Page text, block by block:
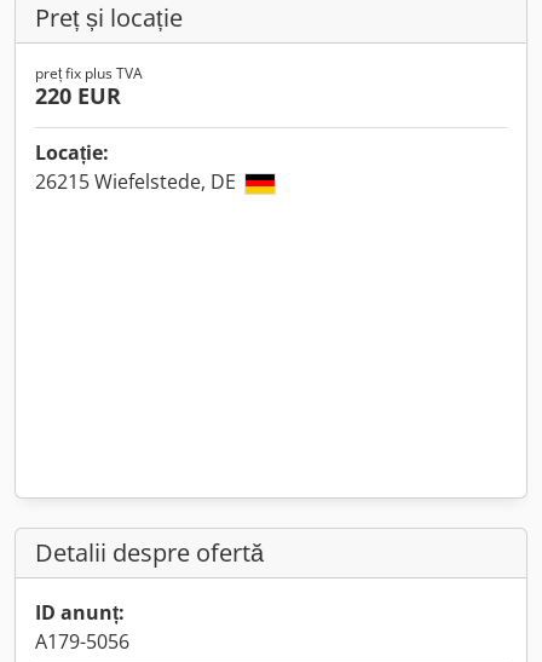
Preț și locație
preț fix plus TVA
220 EUR
Locație:
26215 Wiefelstede, DE
Detalii despre ofertă
ID anunț:
A179-5056